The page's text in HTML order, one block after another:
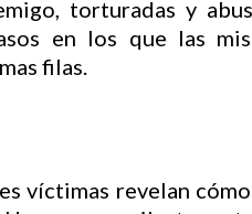
torturadas y
en los que las
filas.
víctimas revelan